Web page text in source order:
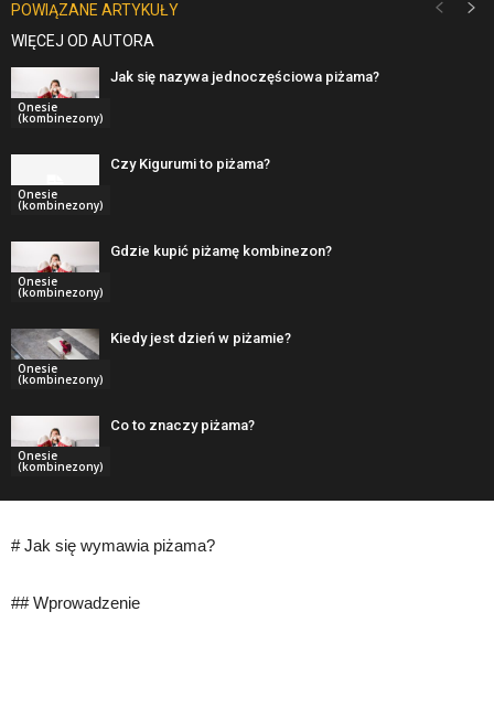
POWIĄZANE ARTYKUŁY
WIĘCEJ OD AUTORA
Onesie
(kombinezony)
Jak się nazywa jednoczęściowa piżama?
Onesie
(kombinezony)
Czy Kigurumi to piżama?
Onesie
(kombinezony)
Gdzie kupić piżamę kombinezon?
Onesie
(kombinezony)
Kiedy jest dzień w piżamie?
Onesie
(kombinezony)
Co to znaczy piżama?
# Jak się wymawia piżama?
## Wprowadzenie